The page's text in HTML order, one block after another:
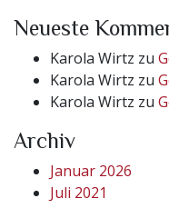
Neueste
Karola Wirtz zu
Karola Wirtz zu
Karola Wirtz zu
Archiv
Januar 2026
Juli 2021